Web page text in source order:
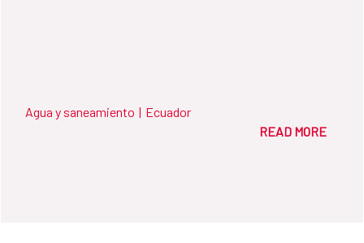
Agua y saneamiento | Ecuador
READ MORE